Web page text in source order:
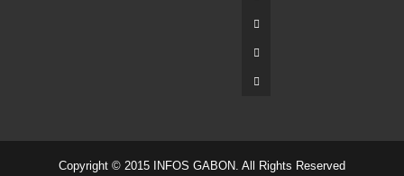
Copyright © 2015 INFOS GABON. All Rights Reserved